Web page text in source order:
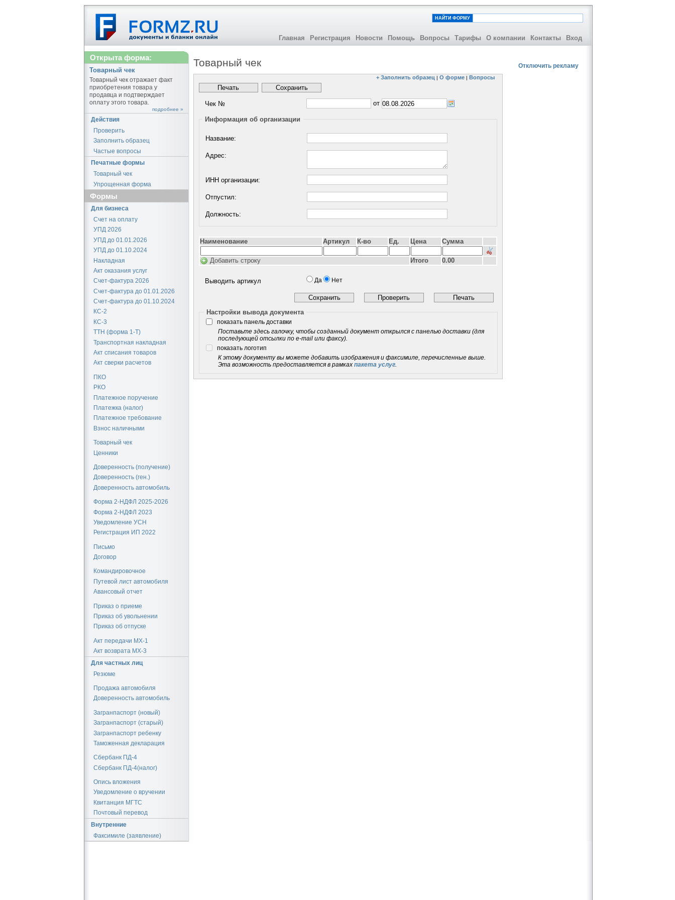
НАЙТИ ФОРМУ
Главная Регистрация Новости Помощь Вопросы Тарифы О компании Контакты Вход
Открыта форма:
Товарный чек
Товарный чек отражает факт
приобретения товара у
продавца и подтверждает
оплату этого товара.
подробнее »
Действия
Проверить
Заполнить образец
Частые вопросы
Печатные формы
Товарный чек
Упрощенная форма
Формы
Для бизнеса
Счет на оплату
УПД 2026
УПД до 01.01.2026
УПД до 01.10.2024
Накладная
Акт оказания услуг
Счет-фактура 2026
Счет-фактура до 01.01.2026
Счет-фактура до 01.10.2024
КС-2
КС-3
ТТН (форма 1-Т)
Транспортная накладная
Акт списания товаров
Акт сверки расчетов
ПКО
РКО
Платежное поручение
Платежка (налог)
Платежное требование
Взнос наличными
Товарный чек
Ценники
Доверенность (получение)
Доверенность (ген.)
Доверенность автомобиль
Форма 2-НДФЛ 2025-2026
Форма 2-НДФЛ 2023
Уведомление УСН
Регистрация ИП 2022
Письмо
Договор
Командировочное
Путевой лист автомобиля
Авансовый отчет
Приказ о приеме
Приказ об увольнении
Приказ об отпуске
Акт передачи МХ-1
Акт возврата МХ-3
Для частных лиц
Резюме
Продажа автомобиля
Доверенность автомобиль
Загранпаспорт (новый)
Загранпаспорт (старый)
Загранпаспорт ребенку
Таможенная декларация
Сбербанк ПД-4
Сбербанк ПД-4(налог)
Опись вложения
Уведомление о вручении
Квитанция МГТС
Почтовый перевод
Внутренние
Факсимиле (заявление)
Товарный чек
+ Заполнить образец | О форме| Вопросы
Чек № от
Информация об организации
Название:
Адрес:
ИНН организации:
Отпустил:
Должность:
Наименование Артикул К-во Ед. Цена Сумма
Добавить строку Итого 0.00
Выводить артикул Да Нет
Настройки вывода документа
показать панель доставки
Поставьте здесь галочку, чтобы созданный документ открылся с панелью доставки (для
последующей отсылки по e-mail или факсу).
показать логотип
К этому документу вы можете добавить изображения и факсимиле, перечисленные выше.
Эта возможность предоставляется в рамках пакета услуг.
Отключить рекламу